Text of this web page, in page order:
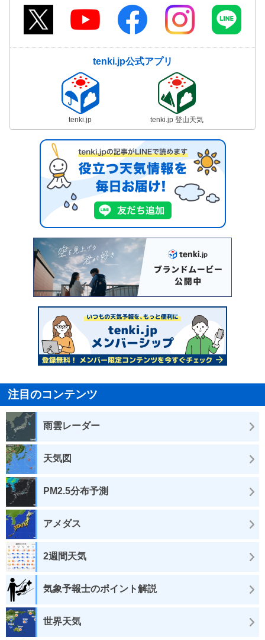
tenki.jp公式アプリ
tenki.jp tenki.jp 登山天気
注目のコンテンツ
雨雲レーダー
天気図
PM2.5分布予測
アメダス
2週間天気
気象予報士のポイント解説
世界天気